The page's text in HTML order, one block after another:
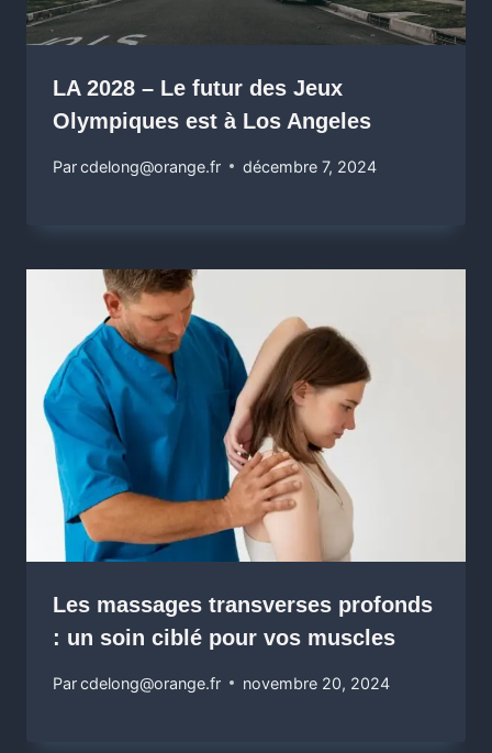
LA 2028 – Le futur des Jeux
Olympiques est à Los Angeles
Parcdelong@orange.fr décembre 7, 2024
Les massages transverses profonds
: un soin ciblé pour vos muscles
Parcdelong@orange.fr novembre 20, 2024